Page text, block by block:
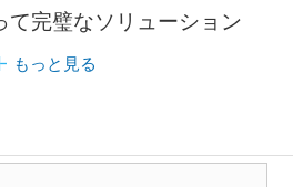
て完璧なソリューション
もっと見る